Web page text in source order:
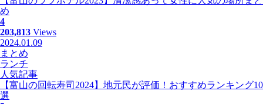
め
4
203,813 Views
2024.01.09
まとめ
ランチ
人気記事
【富山の回転寿司2024】地元民が評価！おすすめランキング10
選